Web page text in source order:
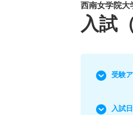
西南女学院大
入試
受験
入試